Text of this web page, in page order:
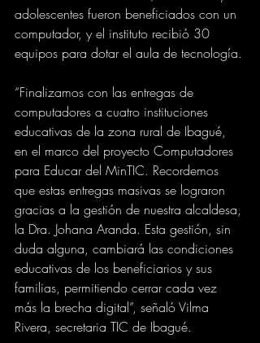
adolescentes fueron beneficiados con un
computador, y el instituto recibió 30
equipos para dotar el aula de tecnología.
“Finalizamos con las entregas de
computadores a cuatro instituciones
educativas de la zona rural de Ibagué,
en el marco del proyecto Computadores
para Educar del MinTIC. Recordemos
que estas entregas masivas se lograron
gracias a la gestión de nuestra alcaldesa,
la Dra. Johana Aranda. Esta gestión, sin
duda alguna, cambiará las condiciones
educativas de los beneficiarios y sus
familias, permitiendo cerrar cada vez
más la brecha digital”, señaló Vilma
Rivera, secretaria TIC de Ibagué.